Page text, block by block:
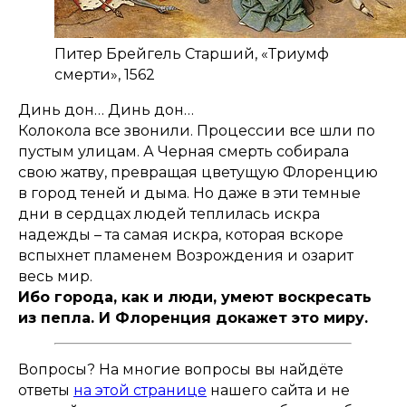
Питер Брейгель Старший, «Триумф
смерти», 1562
Динь дон… Динь дон…
Колокола все звонили. Процессии все шли по
пустым улицам. А Черная смерть собирала
свою жатву, превращая цветущую Флоренцию
в город теней и дыма. Но даже в эти темные
дни в сердцах людей теплилась искра
надежды – та самая искра, которая вскоре
вспыхнет пламенем Возрождения и озарит
весь мир.
Ибо города, как и люди, умеют воскресать
из пепла. И Флоренция докажет это миру.
Вопросы? На многие вопросы вы найдёте
ответы на этой странице нашего сайта и не